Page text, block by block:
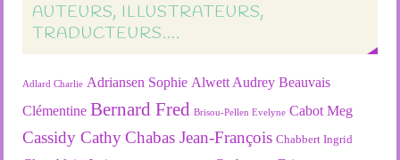
AUTEURS, ILLUSTRATEURS,
TRADUCTEURS….
Adlard Charlie Adriansen Sophie Alwett Audrey Beauvais
Clémentine Bernard Fred Brisou-Pellen Evelyne Cabot Meg
Cassidy Cathy Chabas Jean-François Chabbert Ingrid